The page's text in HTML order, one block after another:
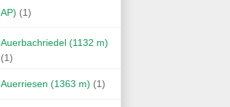
AP) (1)
Auerbachriedel (1132 m)
(1)
Auerriesen (1363 m) (1)